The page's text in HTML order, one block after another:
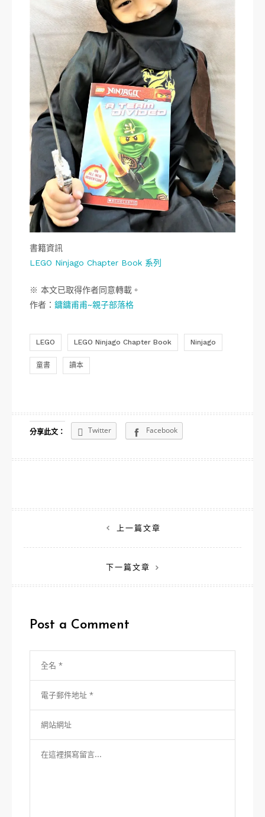
書籍資訊
LEGO Ninjago Chapter Book 系列
※ 本文已取得作者同意轉載。
作者： 鏞鏞甫甫~親子部落格
LEGO LEGO Ninjago Chapter Book Ninjago
童書 讀本
分享此文： Twitter Facebook
章
上一篇文章
下一篇文章
Post a Comment